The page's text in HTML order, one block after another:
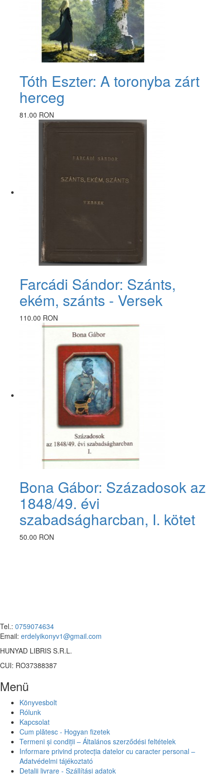
Tóth Eszter: A toronyba zárt
herceg
81.00 RON
Farcádi Sándor: Szánts,
ekém, szánts - Versek
110.00 RON
Bona Gábor: Századosok az
1848/49. évi
szabadságharcban, I. kötet
50.00 RON
Tel.: 0759074634
Email: erdelyikonyv1@gmail.com
HUNYAD LIBRIS S.R.L.
CUI: RO37388387
Menü
Könyvesbolt
Rólunk
Kapcsolat
Cum plătesc - Hogyan fizetek
Termeni și condiții – Általános szerződési feltételek
Informare privind protecția datelor cu caracter personal –
Adatvédelmi tájékoztató
Detalii livrare - Szállítási adatok